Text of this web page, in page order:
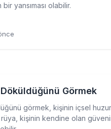
yansıması olabilir.
Döküldüğünü Görmek
görmek, kişinin içsel
rüya, kişinin kendine olan